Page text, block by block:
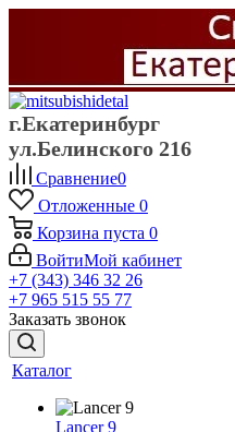
г.Екатеринбург
ул.Белинского 216
Сравнение0
Отложенные 0
Корзина пуста 0
ВойтиМой кабинет
+7 (343) 346 32 26
+7 965 515 55 77
Заказать звонок
Каталог
Lancer 9